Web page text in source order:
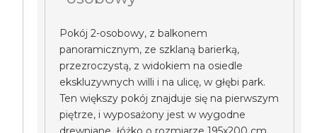
Pokój 2-osobowy, z balkonem
panoramicznym, ze szklaną barierką,
przezroczystą, z widokiem na osiedle
ekskluzywnych willi i na ulicę, w głębi park.
Ten większy pokój znajduje się na pierwszym
piętrze, i wyposażony jest w wygodne